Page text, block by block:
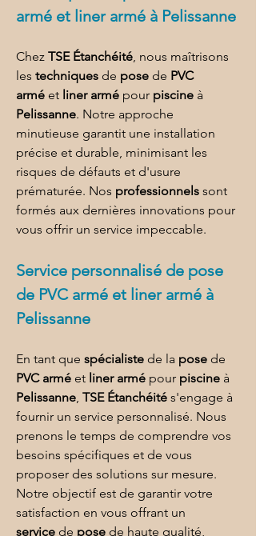
armé et liner armé à Pelissanne
Chez TSE Étanchéité, nous maîtrisons
les techniques de pose de PVC
armé et liner armé pour piscine à
Pelissanne. Notre approche
minutieuse garantit une installation
précise et durable, minimisant les
risques de défauts et d'usure
prématurée. Nos professionnels sont
formés aux dernières innovations pour
vous offrir un service impeccable.
Service personnalisé de pose
de PVC armé et liner armé à
Pelissanne
En tant que spécialiste de la pose de
PVC armé et liner armé pour piscine à
Pelissanne, TSE Étanchéité s'engage à
fournir un service personnalisé. Nous
prenons le temps de comprendre vos
besoins spécifiques et de vous
proposer des solutions sur mesure.
Notre objectif est de garantir votre
satisfaction en vous offrant un
service de pose de haute qualité,